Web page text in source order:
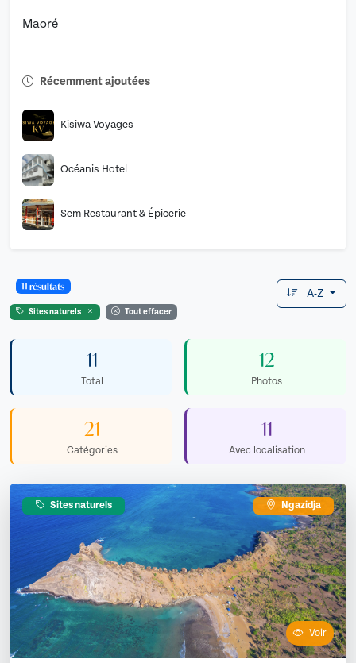
Maoré
Récemment ajoutées
Kisiwa Voyages
Océanis Hotel
Sem Restaurant & Épicerie
11 résultats
Sites naturels Tout effacer
A-Z
11
Total
12
Photos
21
Catégories
11
Avec localisation
Sites naturels Ngazidja
Voir